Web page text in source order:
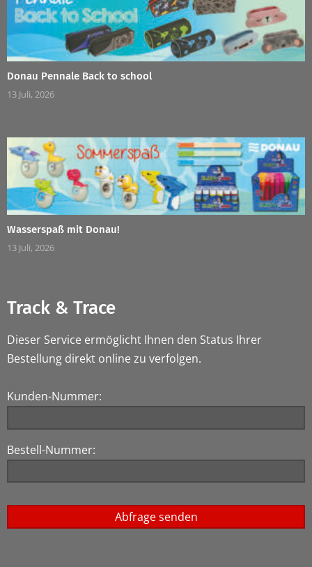
Donau Pennale Back to school
13 Juli, 2026
Wasserspaß mit Donau!
13 Juli, 2026
Track & Trace
Dieser Service ermöglicht Ihnen den Status Ihrer
Bestellung direkt online zu verfolgen.
Kunden-Nummer:
Bestell-Nummer: